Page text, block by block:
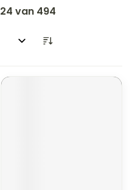
24 van 494